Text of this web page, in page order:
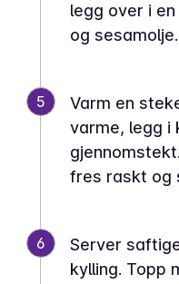
legg over i
og sesamolje.
5
Varm en
varme, legg i
fres raskt og
6
Server
kylling. Topp